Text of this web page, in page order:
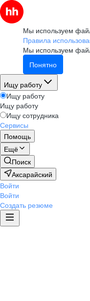
Мы используем
Правила
Мы используем
Понятно
Ищу работу
Ищу работу
Ищу работу
Ищу сотрудника
Сервисы
Помощь
Ещё
Поиск
Аксарайский
Войти
Войти
Создать резюме